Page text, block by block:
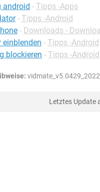
android - Tipps -Apps
- Tipps -Android
- Downloads -
- Tipps -Android
blockieren - Tipps -Android
Letztes Update